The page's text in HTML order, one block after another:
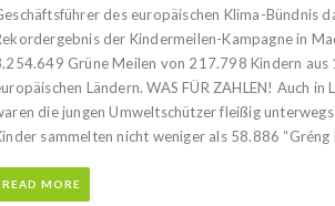
des europäischen Klima-Bündnis
der Kindermeilen-Kampagne in
Grüne Meilen von 217.798 Kindern aus
Ländern. WAS FÜR ZAHLEN! Auch in
die jungen Umweltschützer fleißig
sammelten nicht weniger als 58.886 “Gréng
READ MORE